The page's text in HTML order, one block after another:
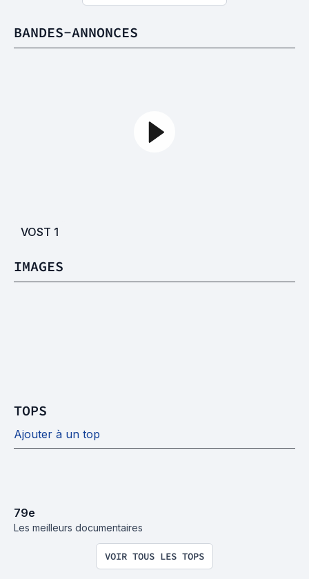
BANDES-ANNONCES
VOST 1
IMAGES
TOPS
Ajouter à un top
79e
Les meilleurs documentaires
VOIR TOUS LES TOPS